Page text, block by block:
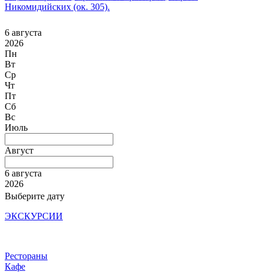
Никомидийских (ок. 305).
6 августа
2026
Пн
Вт
Ср
Чт
Пт
Сб
Вс
Июль
Август
6 августа
2026
Выберите дату
ЭКСКУРСИИ
Рестораны
Кафе